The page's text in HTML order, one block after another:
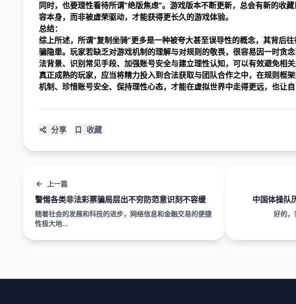
同时，也要理性看待所谓“绝版焦虑”。游戏版本不断更新，总会有新的收
容本身，而非被虚荣驱动，才能获得更长久的游戏体验。
总结：
综上所述，所谓“复制坐骑”更多是一种被夸大甚至误导性的概念，其背后
骗隐患。玩家若缺乏对游戏机制的理解与对规则的敬畏，很容易因一时贪
法背景、识别常见手段、加强账号安全与建立理性认知，可以有效避免相关
真正成熟的玩家，应当将精力投入到合法获取与团队合作之中，在规则框
机制、珍惜账号安全、保持理性心态，才能在虚拟世界中走得更远，也让
分享 收藏
上一篇
警惕各类非法彩票骗局层出不穷防范意识刻不容缓
随着社会的发展和科技的进步，网络信息和金融交易的便捷
性极大地...
中国体操队
好的